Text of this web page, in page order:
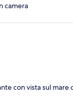
camera
con vista sul mare